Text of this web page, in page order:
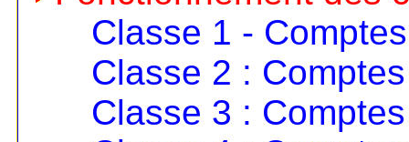
Classe 1 -
Classe 2 :
Classe 3 :